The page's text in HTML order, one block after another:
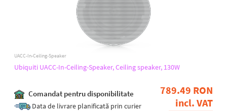
UACC-In-Ceiling-Speaker
Ubiquiti UACC-In-Ceiling-Speaker, Ceiling speaker, 130W
Comandat pentru disponibilitate
Data de livrare planificată prin curier
789.49 RON
incl. VAT